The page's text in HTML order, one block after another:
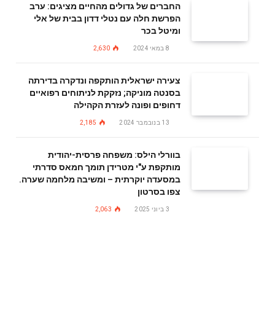
החברים של גדולים מהחיים מציגים: ערב
הפרשת חלה עם נטלי דדון בבית של אלי
ומיטל בכר
8 במאי 2024 2,630
צעירה ישראלית הותקפה ונדקרה בדירתה
בסנטה מוניקה; נזקקת לניתוחים רפואיים
דחופים ופונה לעזרת הקהילה
13 בנובמבר 2024 2,185
בוורלי הילס: משפחה פרסית-יהודית
מותקפת ע"י מטרידן תומך חמאס סדרתי
במסעדה יוקרתית – ומשיבה מלחמה שערה.
צפו בסרטון
3 ביוני 2025 2,063